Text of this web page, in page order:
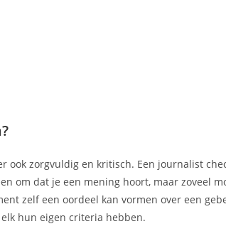
ook zorgvuldig en kritisch. Een journalist
om dat je een mening hoort, maar zoveel
zelf een oordeel kan vormen over een
hun eigen criteria hebben.